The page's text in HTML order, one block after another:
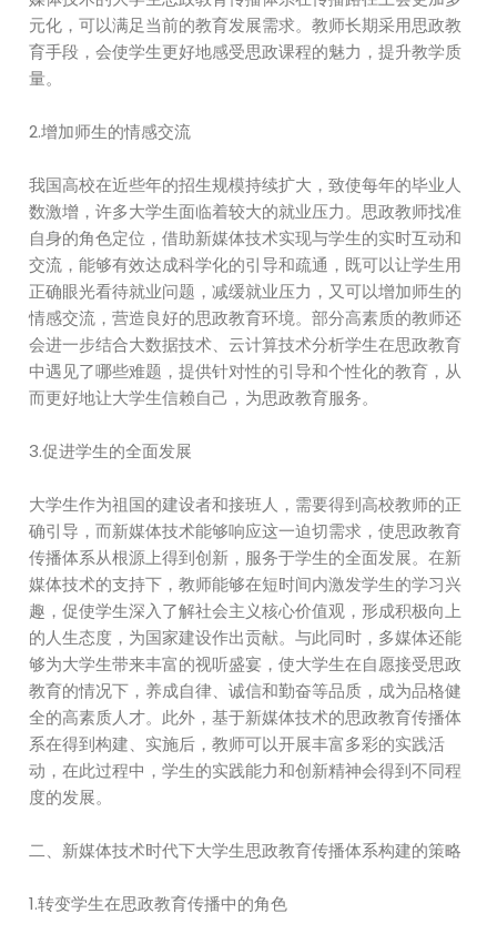
元化，可以满足当前的教育发展需求。教师长期采用思政教
育手段，会使学生更好地感受思政课程的魅力，提升教学质
量。
2.增加师生的情感交流
我国高校在近些年的招生规模持续扩大，致使每年的毕业人
数激增，许多大学生面临着较大的就业压力。思政教师找准
自身的角色定位，借助新媒体技术实现与学生的实时互动和
交流，能够有效达成科学化的引导和疏通，既可以让学生用
正确眼光看待就业问题，减缓就业压力，又可以增加师生的
情感交流，营造良好的思政教育环境。部分高素质的教师还
会进一步结合大数据技术、云计算技术分析学生在思政教育
中遇见了哪些难题，提供针对性的引导和个性化的教育，从
而更好地让大学生信赖自己，为思政教育服务。
3.促进学生的全面发展
大学生作为祖国的建设者和接班人，需要得到高校教师的正
确引导，而新媒体技术能够响应这一迫切需求，使思政教育
传播体系从根源上得到创新，服务于学生的全面发展。在新
媒体技术的支持下，教师能够在短时间内激发学生的学习兴
趣，促使学生深入了解社会主义核心价值观，形成积极向上
的人生态度，为国家建设作出贡献。与此同时，多媒体还能
够为大学生带来丰富的视听盛宴，使大学生在自愿接受思政
教育的情况下，养成自律、诚信和勤奋等品质，成为品格健
全的高素质人才。此外，基于新媒体技术的思政教育传播体
系在得到构建、实施后，教师可以开展丰富多彩的实践活
动，在此过程中，学生的实践能力和创新精神会得到不同程
度的发展。
二、新媒体技术时代下大学生思政教育传播体系构建的策略
1.转变学生在思政教育传播中的角色